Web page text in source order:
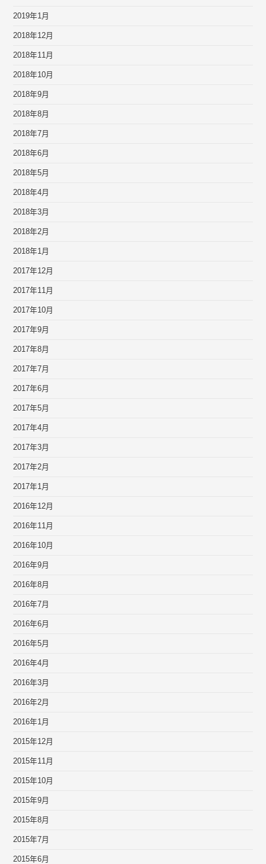
2019年1月
2018年12月
2018年11月
2018年10月
2018年9月
2018年8月
2018年7月
2018年6月
2018年5月
2018年4月
2018年3月
2018年2月
2018年1月
2017年12月
2017年11月
2017年10月
2017年9月
2017年8月
2017年7月
2017年6月
2017年5月
2017年4月
2017年3月
2017年2月
2017年1月
2016年12月
2016年11月
2016年10月
2016年9月
2016年8月
2016年7月
2016年6月
2016年5月
2016年4月
2016年3月
2016年2月
2016年1月
2015年12月
2015年11月
2015年10月
2015年9月
2015年8月
2015年7月
2015年6月